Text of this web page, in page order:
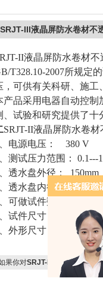
SRJT-III液晶屏防水卷材不
II液晶屏防水卷材
T328.10-2007所规定
，可供有关科研、施工
产品采用电器自动控制
、试验和研究提供了十
SRJT-II液晶屏防水卷材
电源电压： 380 V
测试压力范围： 0.1---
透水盘外径： 150mm
透水盘内径： 92mm
可做试件数： 3件（
试件尺寸： 直径
外形尺寸：
果你对SRJT-III液晶屏防水卷材